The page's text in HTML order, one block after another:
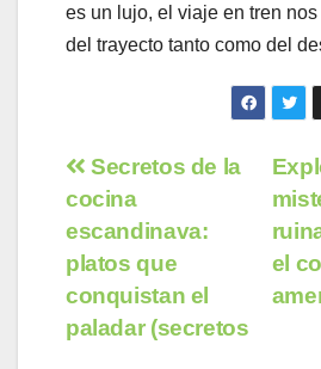
es un lujo, el viaje en tren
del trayecto tanto como del
Navegación
de
entradas
el
Secretos de la
cocina
escandinava:
platos que
conquistan el
paladar (secretos